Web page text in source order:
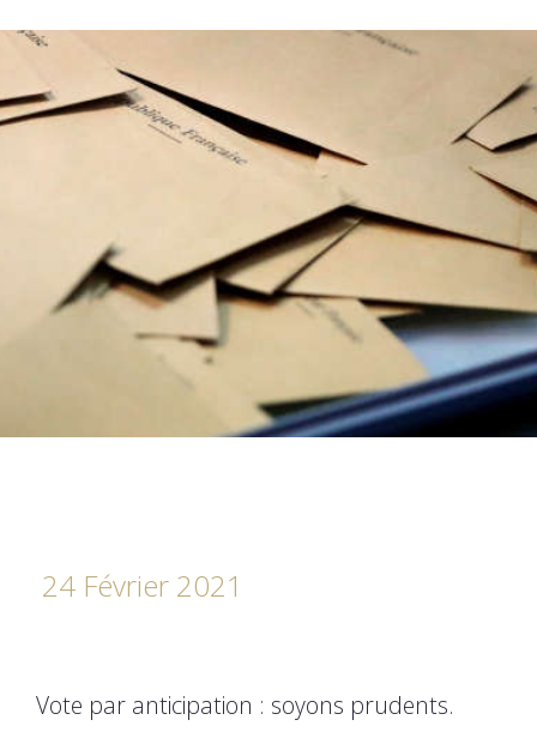
24 Février 2021
Vote par anticipation : soyons prudents.